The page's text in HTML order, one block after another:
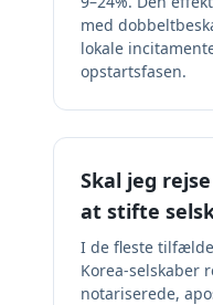
med
lokale
opstartsfasen.
Skal jeg
at stifte
I de fleste
Korea-selskaber
notariserede,